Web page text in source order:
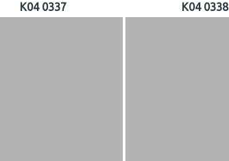
K04 0337 K04 0338